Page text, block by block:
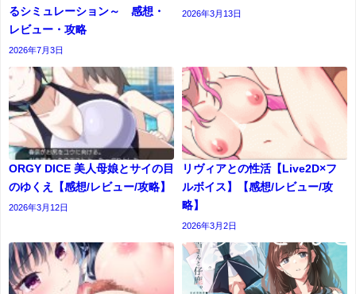
るシミュレーション～ 感想・
レビュー・攻略
2026年7月3日
2026年3月13日
ORGY DICE 美人母娘とサイの目
のゆくえ【感想/レビュー/攻略】
2026年3月12日
リヴィアとの性活【Live2D×フ
ルボイス】【感想/レビュー/攻
略】
2026年3月2日